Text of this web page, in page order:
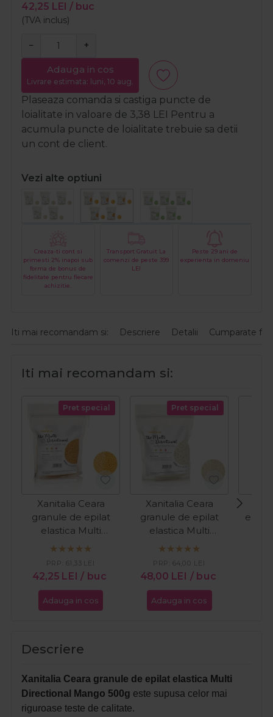
42,25 LEI / buc
(TVA inclus)
− +
Adauga in cos
Livrare estimata: luni, 10 aug.
Plaseaza comanda si castiga puncte de
loialitate in valoare de 3,38 LEI Pentru a
acumula puncte de loialitate trebuie sa detii
un cont de client.
Vezi alte optiuni
Creaza-ti cont si
primesti 2% inapoi sub
forma de bonus de
fidelitate pentru fiecare
achizitie.
Transport Gratuit La
comenzi de peste 399
LEI
Peste 29 ani de
experienta in domeniu
Iti mai recomandam si: Descriere Detalii Cumparate
Iti mai recomandam si:
Pret special
Xanitalia Ceara
granule de epilat
elastica Multi
Directional Mango
42,25 LEI / buc
PRP: 61,33 LEI
Adauga in cos
Pret special
Xanitalia Ceara
granule de epilat
elastica Multi
Directional Cocco
48,00 LEI / buc
PRP: 64,00 LEI
Adauga in cos
Descriere
Xanitalia Ceara granule de epilat elastica Multi
Directional Mango 500g este supusa celor mai
riguroase teste de calitate.